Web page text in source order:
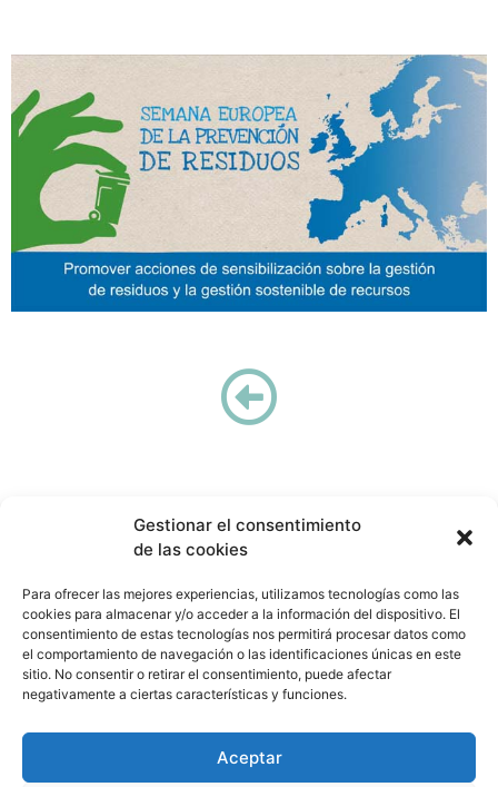
Gestionar el consentimiento
de las cookies
Para ofrecer las mejores experiencias, utilizamos tecnologías como las
cookies para almacenar y/o acceder a la información del dispositivo. El
consentimiento de estas tecnologías nos permitirá procesar datos como
el comportamiento de navegación o las identificaciones únicas en este
sitio. No consentir o retirar el consentimiento, puede afectar
negativamente a ciertas características y funciones.
Aceptar
Cátedra COGERSA Economía Circular
catedracogersa@uniovi.es
CONTACTO AVISO LEGAL PRIVACIDAD DE DATOS